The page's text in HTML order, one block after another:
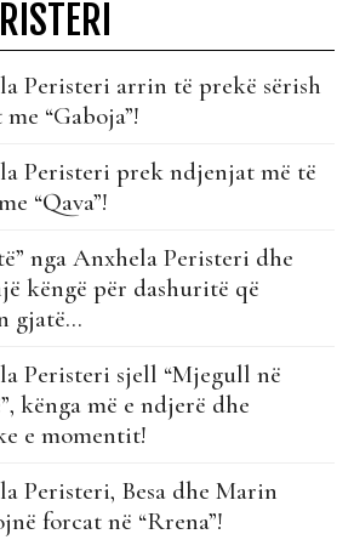
Peristeri arrin të prekë sërish
“Gaboja”!
Peristeri prek ndjenjat më të
“Qava”!
nga Anxhela Peristeri dhe
këngë për dashuritë që
gjatë…
Peristeri sjell “Mjegull në
kënga më e ndjerë dhe
e momentit!
Peristeri, Besa dhe Marin
forcat në “Rrena”!